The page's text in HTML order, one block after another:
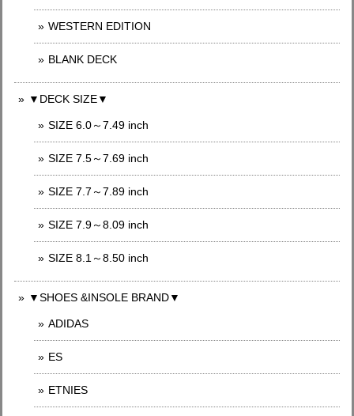
WESTERN EDITION
BLANK DECK
▼DECK SIZE▼
SIZE 6.0～7.49 inch
SIZE 7.5～7.69 inch
SIZE 7.7～7.89 inch
SIZE 7.9～8.09 inch
SIZE 8.1～8.50 inch
▼SHOES &INSOLE BRAND▼
ADIDAS
ES
ETNIES